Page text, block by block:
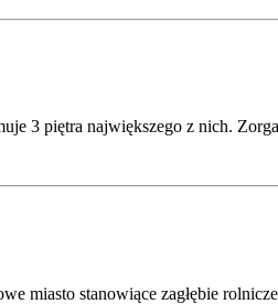
3 piętra największego z nich.
stanowiące zagłębie